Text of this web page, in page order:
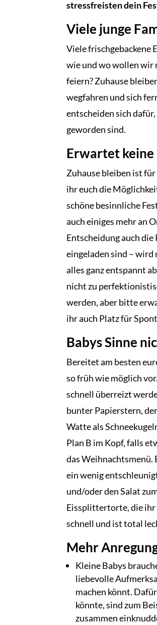
stressfreisten dein
Viele junge
Viele frischgebackene
wie und wo wollen wir
feiern? Zuhause
wegfahren und sich
entscheiden sich
geworden sind.
Erwartet keine
Zuhause bleiben ist
ihr euch die
schöne besinnliche
auch einiges mehr an
Entscheidung auch
eingeladen sind – wird
alles ganz entspannt
nicht zu
werden, aber bitte
ihr auch Platz für
Babys Sinne
Bereitet am besten
so früh wie möglich
schnell überreizt
bunter Papierstern,
Watte als
Plan B im Kopf, falls
das Weihnachtsmenü.
ein wenig
und/oder den Salat
Eissplittertorte, die ihr
schnell und ist total
Mehr
Kleine Babys
liebevolle
machen könnt.
könnte, sind zum
zusammen